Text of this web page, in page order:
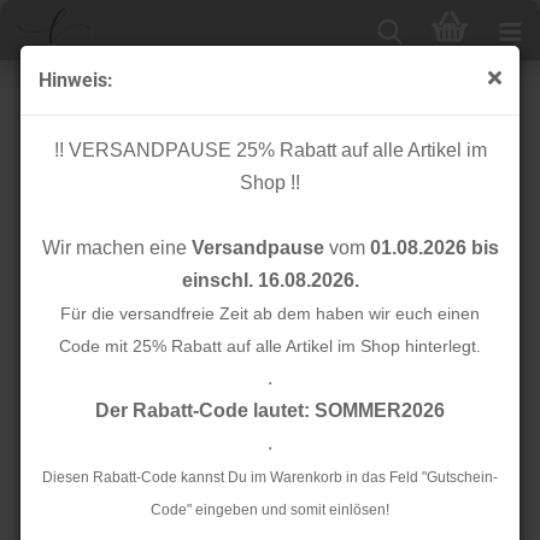
Hinweis:
!! VERSANDPAUSE 25% Rabatt auf alle Artikel im
Shop !!
Wir machen eine Versandpausevom 01.08.2026 bis
einschl. 16.08.2026.
Für die versandfreie Zeit ab dem haben wir euch einen
Code mit 25% Rabatt auf alle Artikel im Shop hinterlegt.
.
Der Rabatt-Code lautet: SOMMER2026
.
Diesen Rabatt-Code kannst Du im Warenkorb in das Feld "Gutschein-
Code" eingeben und somit einlösen!
Christmas - Hamburger Liebe - Albstoffe
1
Bio Sweat - Stamps
Bio Sweat - Stamps